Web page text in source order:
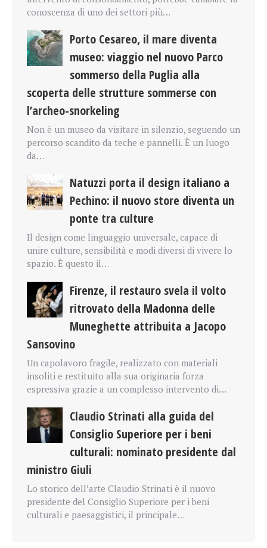
conoscenza di uno dei settori più…
Porto Cesareo, il mare diventa
museo: viaggio nel nuovo Parco
sommerso della Puglia alla
scoperta delle strutture sommerse con
l’archeo-snorkeling
Non è un museo da visitare in silenzio, seguendo un
percorso scandito da teche e pannelli. È un luogo
da…
Natuzzi porta il design italiano a
Pechino: il nuovo store diventa un
ponte tra culture
Il design come linguaggio universale, capace di
unire culture, sensibilità e modi diversi di vivere lo
spazio. È questo il…
Firenze, il restauro svela il volto
ritrovato della Madonna delle
Muneghette attribuita a Jacopo
Sansovino
Un capolavoro fragile, realizzato con materiali
insoliti e restituito alla sua originaria forza
espressiva grazie a un complesso intervento di…
Claudio Strinati alla guida del
Consiglio Superiore per i beni
culturali: nominato presidente dal
ministro Giuli
Lo storico dell’arte Claudio Strinati è il nuovo
presidente del Consiglio Superiore per i beni
culturali e paesaggistici, il principale…